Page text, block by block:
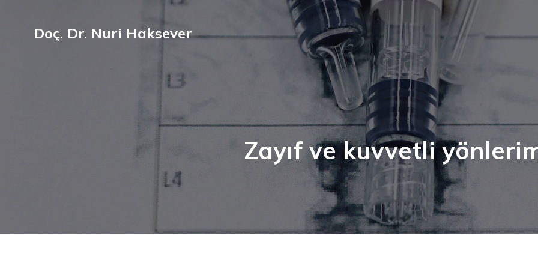
Doç. Dr. Nuri Haksever
Zayıf ve kuvvetli